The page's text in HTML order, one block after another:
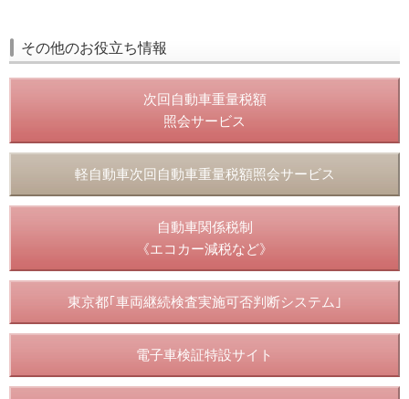
その他のお役立ち情報
次回自動車重量税額
照会サービス
軽自動車次回自動車重量税額照会サービス
自動車関係税制
《エコカー減税など》
東京都｢車両継続検査実施可否判断システム｣
電子車検証特設サイト